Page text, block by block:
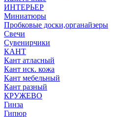
ИНТЕРЬЕР
Миниатюры
Пробковые доски,органайзеры
Свечи
Сувенирчики
КАНТ
Кант атласный
Кант иск. кожа
Кант мебельный
Кант разный
КРУЖЕВО
Гинза
Гипюр